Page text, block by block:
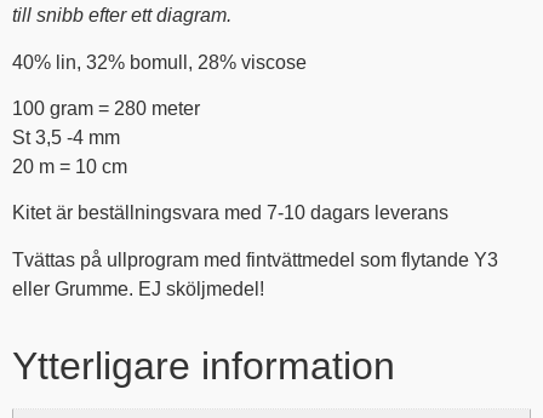
till snibb efter ett diagram.
40% lin, 32% bomull, 28% viscose
100 gram = 280 meter
St 3,5 -4 mm
20 m = 10 cm
Kitet är beställningsvara med 7-10 dagars leverans
Tvättas på ullprogram med fintvättmedel som flytande Y3
eller Grumme. EJ sköljmedel!
Ytterligare information